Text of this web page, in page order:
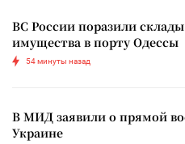
ВС России поразили
имущества в порту Одессы
54 минуты назад
В МИД заявили о прямой
Украине